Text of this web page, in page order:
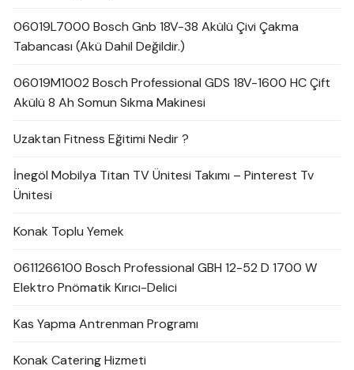
06019L7000 Bosch Gnb 18V-38 Akülü Çivi Çakma
Tabancası (Akü Dahil Değildir.)
06019M1002 Bosch Professional GDS 18V-1600 HC Çift
Akülü 8 Ah Somun Sıkma Makinesi
Uzaktan Fitness Eğitimi Nedir ?
İnegöl Mobilya Titan TV Ünitesi Takımı – Pinterest Tv
Ünitesi
Konak Toplu Yemek
0611266100 Bosch Professional GBH 12-52 D 1700 W
Elektro Pnömatik Kırıcı-Delici
Kas Yapma Antrenman Programı
Konak Catering Hizmeti